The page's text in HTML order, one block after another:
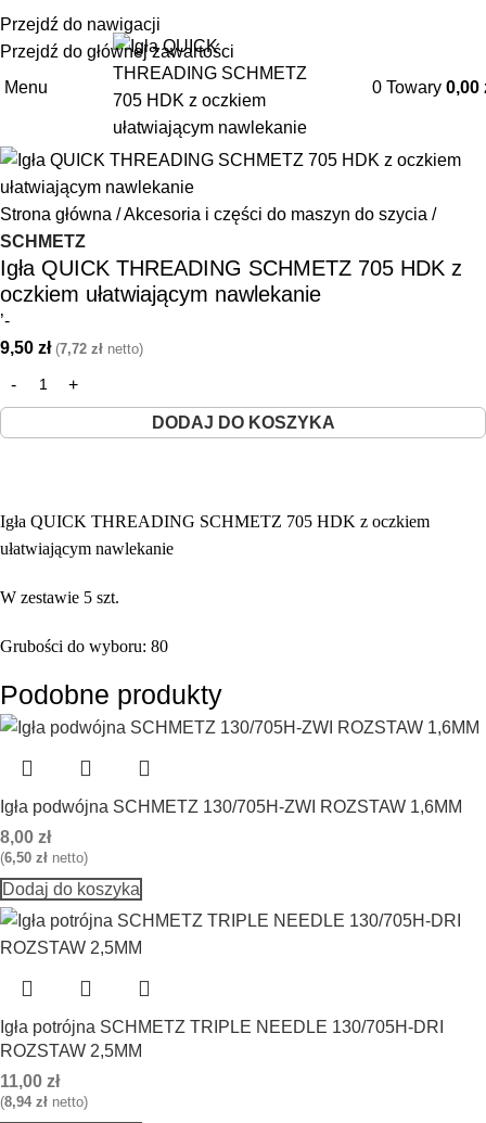
Przejdź do nawigacji
Przejdź do głównej zawartości
+48 85 653 93 55
Menu 0 Towary 0,00
Strona główna
Akcesoria i części do maszyn do szycia
SCHMETZ
Igła QUICK THREADING SCHMETZ 705 HDK z
oczkiem ułatwiającym nawlekanie
’-
9,50 zł (7,72 zł netto)
DODAJ DO KOSZYKA
Igła QUICK THREADING SCHMETZ 705 HDK z oczkiem
ułatwiającym nawlekanie
W zestawie 5 szt.
Grubości do wyboru: 80
Podobne produkty
Igła podwójna SCHMETZ 130/705H-ZWI ROZSTAW 1,6MM
8,00 zł
(6,50 zł netto)
Dodaj do koszyka
Igła potrójna SCHMETZ TRIPLE NEEDLE 130/705H-DRI
ROZSTAW 2,5MM
11,00 zł
(8,94 zł netto)